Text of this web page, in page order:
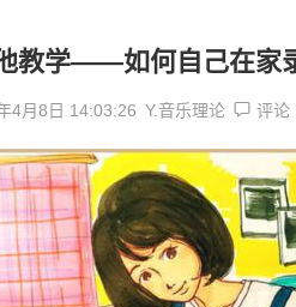
教学——如何自己在家
4月8日 14:03:26 Y.音乐理论 评论